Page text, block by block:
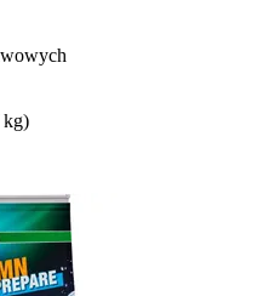
kg)